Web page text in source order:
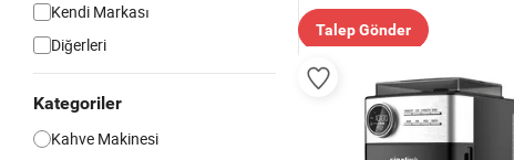
Kendi Markası
Diğerleri
Kategoriler
Kahve Makinesi
Talep Gönder